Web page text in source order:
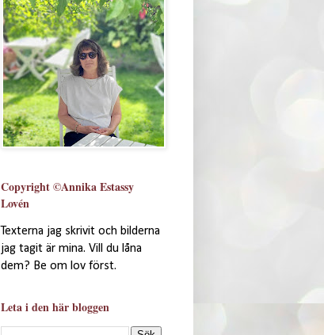
Copyright ©Annika Estassy
Lovén
Texterna jag skrivit och bilderna
jag tagit är mina. Vill du låna
dem? Be om lov först.
Leta i den här bloggen